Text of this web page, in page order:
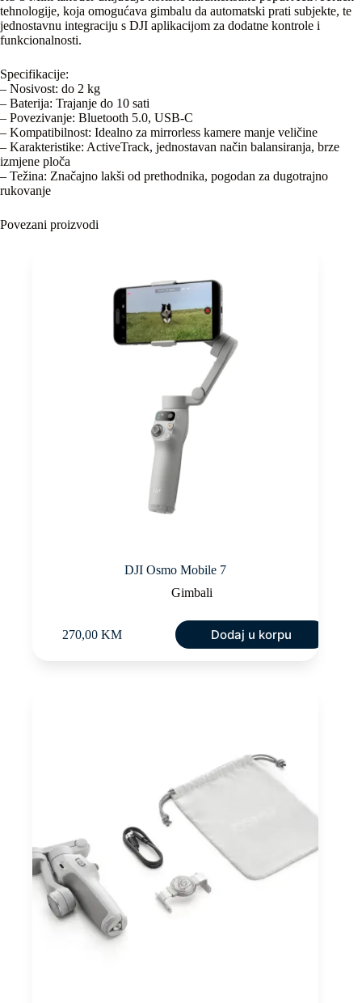
tehnologije, koja omogućava gimbalu da automatski prati subjekte, te
jednostavnu integraciju s DJI aplikacijom za dodatne kontrole i
funkcionalnosti.
Specifikacije:
– Nosivost: do 2 kg
– Baterija: Trajanje do 10 sati
– Povezivanje: Bluetooth 5.0, USB-C
– Kompatibilnost: Idealno za mirrorless kamere manje veličine
– Karakteristike: ActiveTrack, jednostavan način balansiranja, brze
izmjene ploča
– Težina: Značajno lakši od prethodnika, pogodan za dugotrajno
rukovanje
Povezani proizvodi
DJI Osmo Mobile 7
Gimbali
270,00 KM Dodaj u korpu